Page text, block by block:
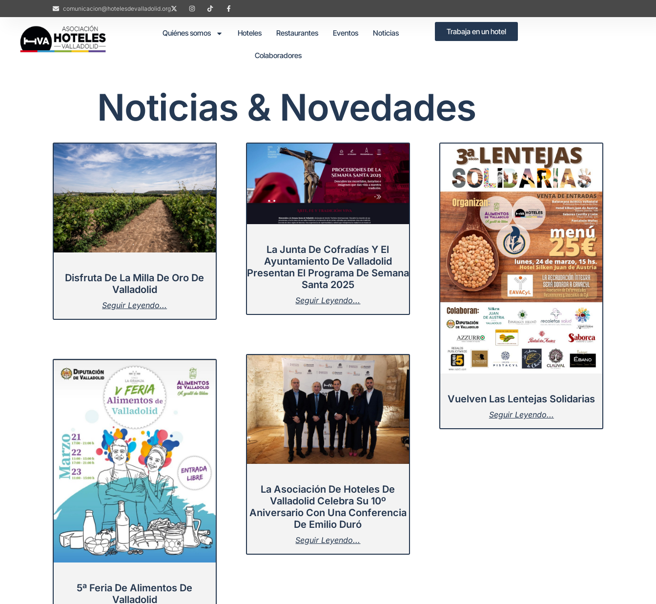
comunicacion@hotelesdevalladolid.org
Quiénes somos Hoteles Restaurantes Eventos Noticias
Colaboradores
Trabaja en un hotel
Noticias & Novedades
Disfruta De La Milla De Oro De
Valladolid
Seguir Leyendo...
La Junta De Cofradías Y El
Ayuntamiento De Valladolid
Presentan El Programa De Semana
Santa 2025
Seguir Leyendo...
Vuelven Las Lentejas Solidarias
Seguir Leyendo...
5ª Feria De Alimentos De
Valladolid
La Asociación De Hoteles De
Valladolid Celebra Su 10º
Aniversario Con Una Conferencia
De Emilio Duró
Seguir Leyendo...